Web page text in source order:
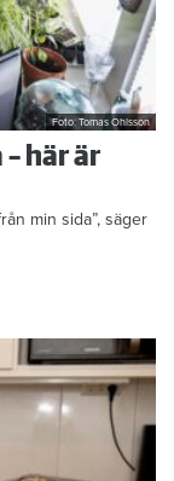
Foto: Tomas Ohlsson
här är
min sida”, säger